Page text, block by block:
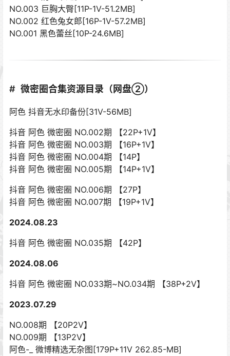
NO.003 巨胸大臀[11P-1V-51.2MB]
NO.002 红色兔女郎[16P-1V-57.2MB]
NO.001 黑色蕾丝[10P-24.6MB]
微密圈合集资源目录（网盘②）
阿色 抖音无水印备份[31V-56MB]
抖音 阿色 微密圈 NO.002期 【22P+1V】
抖音 阿色 微密圈 NO.003期 【16P+1V】
抖音 阿色 微密圈 NO.004期 【14P】
抖音 阿色 微密圈 NO.005期 【14P+1V】
抖音 阿色 微密圈 NO.006期 【27P】
抖音 阿色 微密圈 NO.007期 【19P+1V】
2024.08.23
抖音 阿色 微密圈 NO.035期 【42P】
2024.08.06
抖音 阿色 微密圈 NO.033期~NO.034期 【38P+2V】
2023.07.29
NO.008期 【20P2V】
NO.009期 【13P2V】
阿色-_ 微博精选无杂图[179P+11V 262.85-MB]